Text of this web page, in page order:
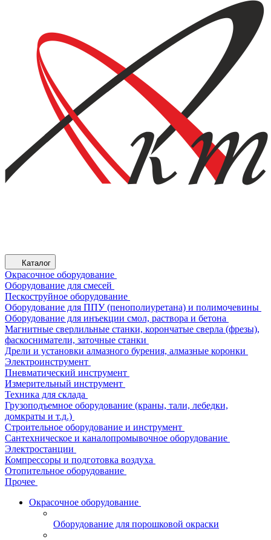
Каталог
Окрасочное оборудование
Оборудование для смесей
Пескоструйное оборудование
Оборудование для ППУ (пенополиуретана) и полимочевины
Оборудование для инъекции смол, раствора и бетона
Магнитные сверлильные станки, корончатые сверла (фрезы),
фаскосниматели, заточные станки
Дрели и установки алмазного бурения, алмазные коронки
Электроинструмент
Пневматический инструмент
Измерительный инструмент
Техника для склада
Грузоподъемное оборудование (краны, тали, лебедки,
домкраты и т.д.)
Строительное оборудование и инструмент
Сантехническое и каналопромывочное оборудование
Электростанции
Компрессоры и подготовка воздуха
Отопительное оборудование
Прочее
Окрасочное оборудование
Оборудование для порошковой окраски